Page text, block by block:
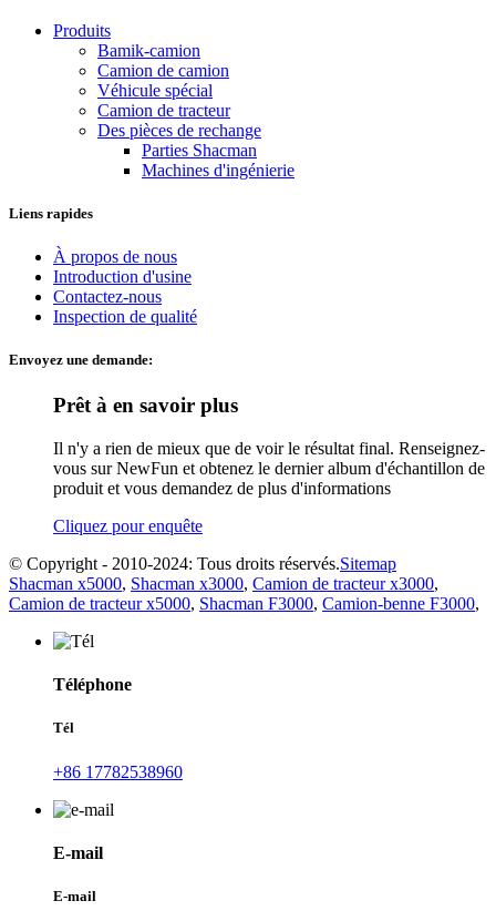
Produits
Bamik-camion
Camion de camion
Véhicule spécial
Camion de tracteur
Des pièces de rechange
Parties Shacman
Machines d'ingénierie
Liens rapides
À propos de nous
Introduction d'usine
Contactez-nous
Inspection de qualité
Envoyez une demande:
Prêt à en savoir plus
Il n'y a rien de mieux que de voir le résultat final. Renseignez-
vous sur NewFun et obtenez le dernier album d'échantillon de
produit et vous demandez de plus d'informations
Cliquez pour enquête
© Copyright - 2010-2024: Tous droits réservés.Sitemap
Shacman x5000, Shacman x3000, Camion de tracteur x3000,
Camion de tracteur x5000, Shacman F3000, Camion-benne F3000,
Téléphone
Tél
+86 17782538960
E-mail
E-mail